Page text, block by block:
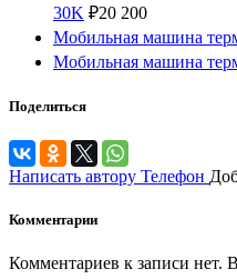
30K ₽20 200
Мобильная машина
Мобильная машина
Поделиться
Написать автору Телефон
Комментарии
Комментариев к записи нет.